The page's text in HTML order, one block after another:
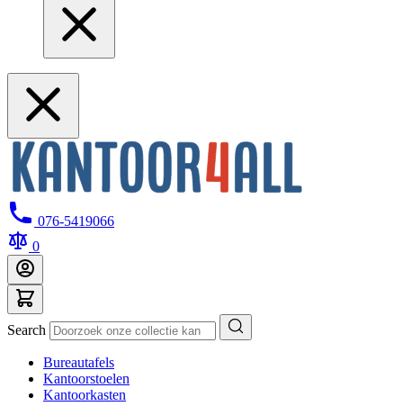
076-5419066
0
Search
Bureautafels
Kantoorstoelen
Kantoorkasten